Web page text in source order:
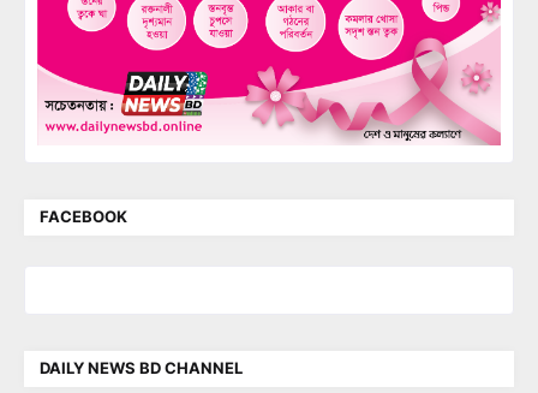
FACEBOOK
DAILY NEWS BD CHANNEL